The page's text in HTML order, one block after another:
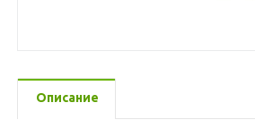
Описание